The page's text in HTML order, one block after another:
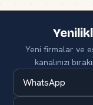
Yeni firmalar ve
kanalınızı